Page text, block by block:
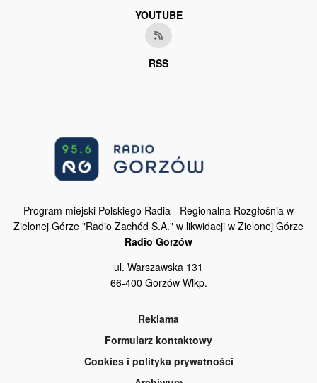
YOUTUBE
RSS
Program miejski Polskiego Radia - Regionalna Rozgłośnia w
Zielonej Górze "Radio Zachód S.A." w likwidacji w Zielonej Górze
Radio Gorzów
ul. Warszawska 131
66-400 Gorzów Wlkp.
Reklama
Formularz kontaktowy
Cookies i polityka prywatności